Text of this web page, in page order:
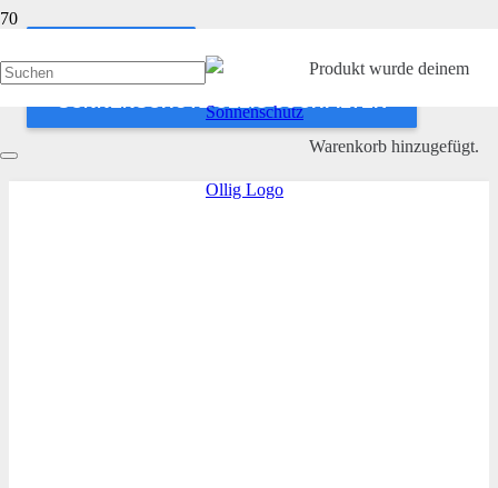
Produktwurde deinem
Warenkorb hinzugefügt.
SONNENSCHUTZ OLLIG SUCHFILTER